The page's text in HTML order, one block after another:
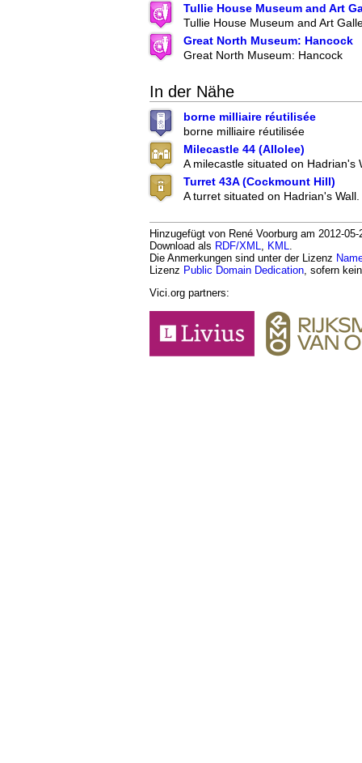
Tullie House Museum and Art
Tullie House Museum and Art
Great North Museum: Hancock
Great North Museum: Hancock
In der Nähe
borne milliaire réutilisée
borne milliaire réutilisée
Milecastle 44 (Allolee)
A milecastle situated on Hadrian's
Turret 43A (Cockmount Hill)
A turret situated on Hadrian's Wall.
Hinzugefügt von René Voorburg am 2012-
Download als RDF/XML KML
Die Anmerkungen sind unter der Lizenz
Lizenz Public Domain Dedication , sofern
Vici.org partners: